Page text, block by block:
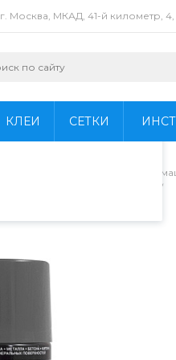
и
.
г. Москва, МКАД, 41-й километр, 4,
КЛЕИ СЕТКИ
для профессионального и
/